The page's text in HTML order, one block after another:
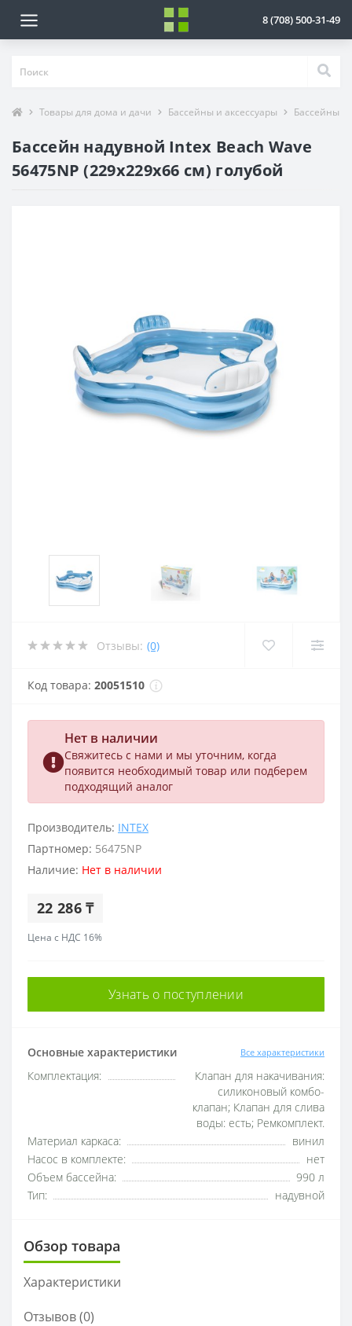
8 (708) 500-31-49
Товары для дома и дачи Бассейны и аксессуары Бассейны
Бассейн надувной Intex Beach Wave
56475NP (229х229х66 см) голубой
Отзывы: (0)
Код товара: 20051510
Нет в наличии
Свяжитесь с нами и мы уточним, когда
появится необходимый товар или подберем
подходящий аналог
Производитель: INTEX
Партномер: 56475NP
Наличие: Нет в наличии
22 286 ₸
Цена с НДС 16%
Узнать о поступлении
Основные характеристики Все характеристики
Комплектация:
Клапан для накачивания:
силиконовый комбо-
клапан; Клапан для слива
воды: есть; Ремкомплект.
Материал каркаса:
винил
Насос в комплекте:
нет
Объем бассейна:
990 л
Тип:
надувной
Обзор товара
Характеристики
Отзывов (0)